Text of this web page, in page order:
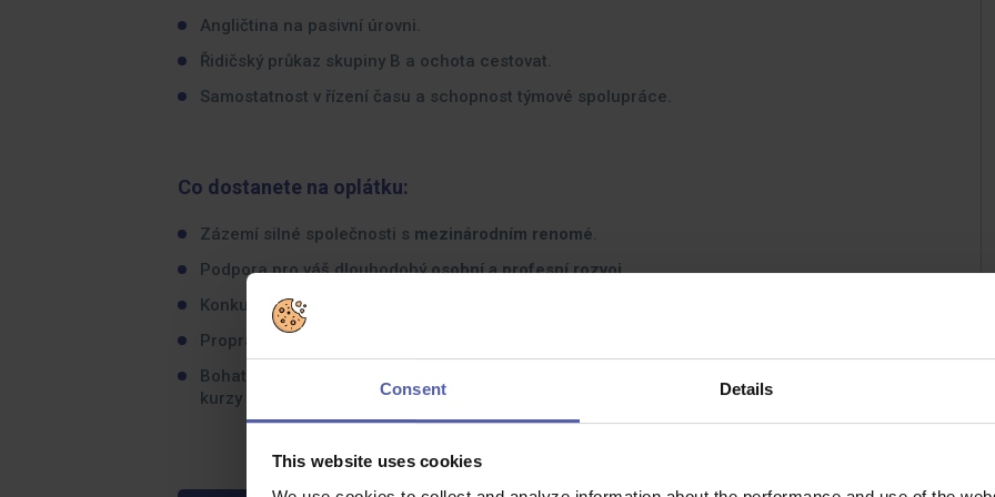
Consent Details
This website uses cookies
Angličtina na pasivní úrovni.
Řidičský průkaz skupiny B a ochota cestovat.
Samostatnost v řízení času a schopnost týmové spolupráce.
Co dostanete na oplátku:
Zázemí silné společnosti s mezinárodním renomé.
Podpora pro váš dlouhodobýosobní a profesní rozvoj.
Konkurenčnímzda
Propracovaný systém
Bohatá nabídka benefitů – dovolená navíc, sick days, příspěvek na stravování, jazykové
kurzy a další zaměstnanecké výhody.